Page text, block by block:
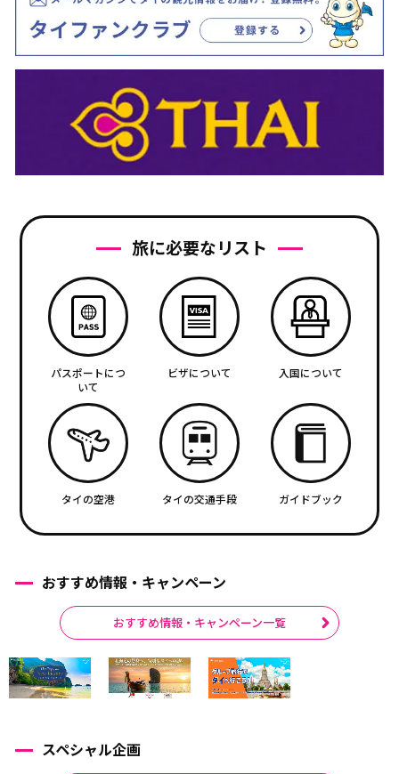
旅に必要なリスト
パスポートにつ
いて
ビザについて 入国について
タイの空港 タイの交通手段 ガイドブック
おすすめ情報・キャンペーン
おすすめ情報・キャンペーン一覧
スペシャル企画